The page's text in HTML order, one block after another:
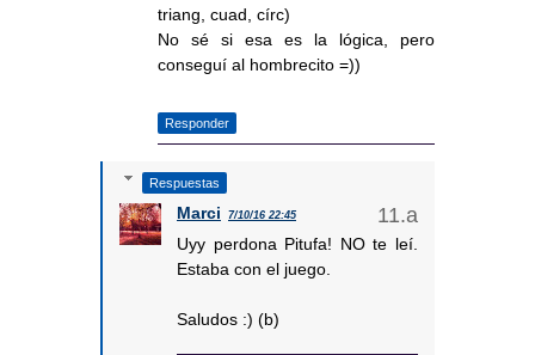
triang, cuad, círc)
No sé si esa es la lógica, pero
conseguí al hombrecito =))
Responder
Respuestas
Marci 7/10/16 22:45
Uyy perdona Pitufa! NO te leí.
Estaba con el juego.
Saludos :) (b)